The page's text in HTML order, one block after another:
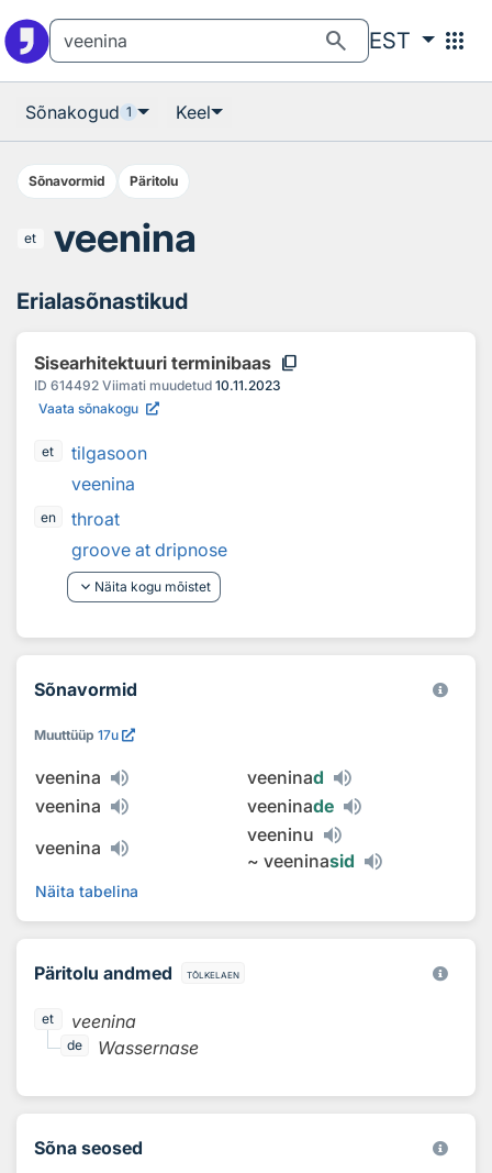
search EST apps
Sõnakogud 1 Keel
Sõnavormid Päritolu
et veenina
Erialasõnastikud
Sisearhitektuuri terminibaas content_copy
ID 614492 Viimati muudetud 10.11.2023
Vaata sõnakogu
et
tilgasoon
veenina
en
throat
groove at dripnose
keyboard_arrow_down Näita kogu mõistet
Sõnavormid
Muuttüüp 17u
veenina veeninad
veenina
veeninade
veenina
veeninu
~ veeninasid
Näita tabelina
Päritolu andmed tõlkelaen
et veenina
de Wassernase
Sõna seosed